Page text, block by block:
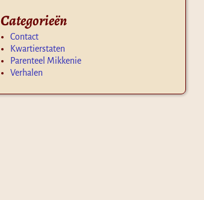
Categorieën
Contact
Kwartierstaten
Parenteel Mikkenie
Verhalen